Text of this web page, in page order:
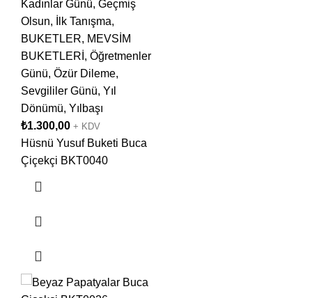
Kadınlar Günü, Geçmiş
Olsun, İlk Tanışma,
BUKETLER, MEVSİM
BUKETLERİ , Öğretmenler
Günü, Özür Dileme,
Sevgililer Günü, Yıl
Dönümü, Yılbaşı
₺1.300,00 + KDV
Hüsnü Yusuf Buketi Buca
Çiçekçi BKT0040